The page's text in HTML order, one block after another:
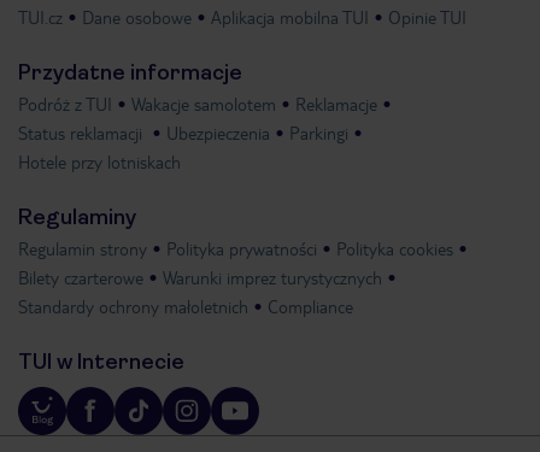
TUI.cz
Dane osobowe Aplikacja mobilna TUI Opinie TUI
Przydatne informacje
Podróż z TUI Wakacje samolotem
Reklamacje
Status reklamacji
Ubezpieczenia
Parkingi
Hotele przy lotniskach
Regulaminy
Regulamin strony Polityka prywatności
Polityka cookies
Bilety czarterowe
Warunki imprez turystycznych
Standardy ochrony małoletnich
Compliance
TUI w Internecie